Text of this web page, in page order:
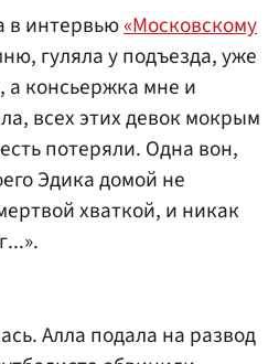
в интервью«Московскому
гуляла у подъезда, уже
консьержка мне и
всех этих девок мокрым
потеряли. Одна вон,
Эдика домой не
хваткой, и никак
Алла подала на развод